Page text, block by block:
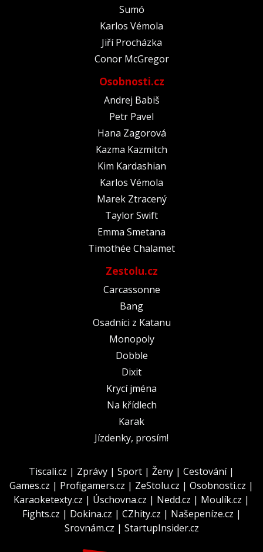
Sumó
Karlos Vémola
Jiří Procházka
Conor McGregor
Osobnosti.cz
Andrej Babiš
Petr Pavel
Hana Zagorová
Kazma Kazmitch
Kim Kardashian
Karlos Vémola
Marek Ztracený
Taylor Swift
Emma Smetana
Timothée Chalamet
Zestolu.cz
Carcassonne
Bang
Osadníci z Katanu
Monopoly
Dobble
Dixit
Krycí jména
Na křídlech
Karak
Jízdenky, prosím!
Tiscali.cz | Zprávy | Sport | Ženy | Cestování|
Games.cz | Profigamers.cz | ZeStolu.cz | Osobnosti.cz |
Karaoketexty.cz | Úschovna.cz | Nedd.cz | Moulík.cz |
Fights.cz | Dokina.cz | CZhity.cz | Našepeníze.cz |
Srovnám.cz | StartupInsider.cz